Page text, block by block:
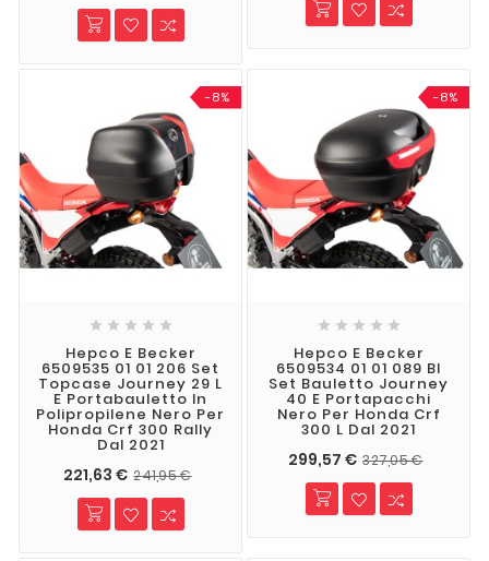
-8%
    
Hepco E Becker
6509535 01 01 206 Set
Topcase Journey 29 L
E Portabauletto In
Polipropilene Nero Per
Honda Crf 300 Rally
Dal 2021
221,63 € 241,95 €
-8%
    
Hepco E Becker
6509534 01 01 089 Bl
Set Bauletto Journey
40 E Portapacchi
Nero Per Honda Crf
300 L Dal 2021
299,57 € 327,05 €